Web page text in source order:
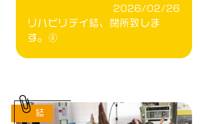
2026/02/26
リハビリデイ結、閉所致しま
す。④
結